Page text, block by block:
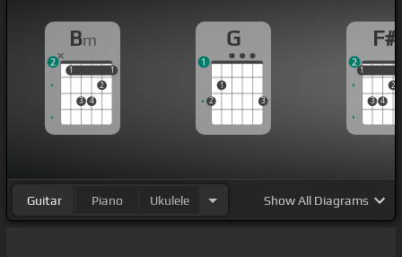
Bm
1
3 4
2
1
1 1
2
G
2
1
3
1
F#
1
3 4
2
1
2
Guitar Piano Ukulele ShowAll Diagrams